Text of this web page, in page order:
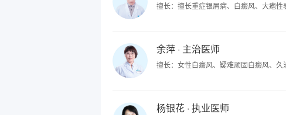
擅长：擅长重症银屑病、白癜风、大疱性
余萍 · 主治医师
擅长：女性白癜风、疑难顽固白癜风、久
杨银花 · 执业医师